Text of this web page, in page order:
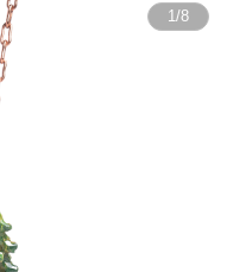
1/8